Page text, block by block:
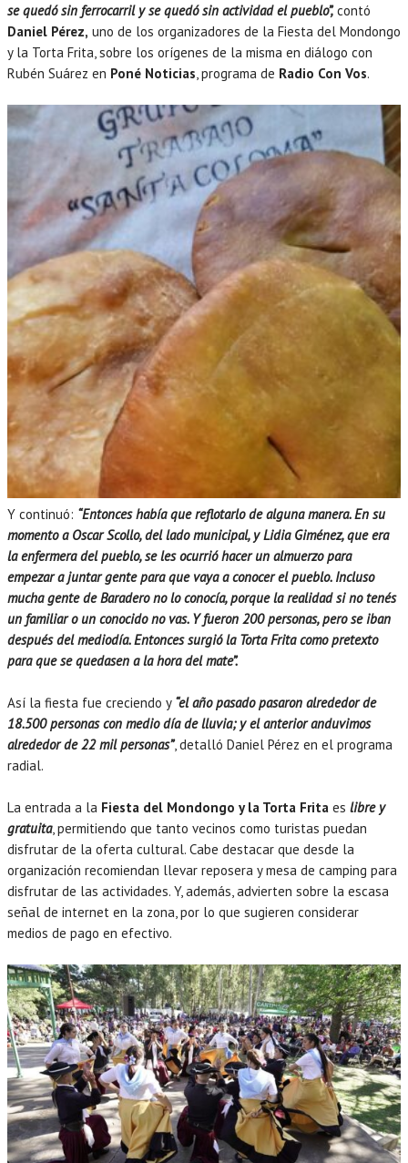
se quedó sin ferrocarril y se quedó sin actividad el pueblo”,contó
Daniel Pérez, uno de los organizadores de la Fiesta del Mondongo
y la Torta Frita, sobre los orígenes de la misma en diálogo con
Rubén Suárez en Poné Noticias, programa de Radio Con Vos.
Y continuó: “Entonces había que reflotarlo de alguna manera. En su
momento a Oscar Scollo, del lado municipal, y Lidia Giménez, que era
la enfermera del pueblo, se les ocurrió hacer un almuerzo para
empezar a juntar gente para que vaya a conocer el pueblo. Incluso
mucha gente de Baradero no lo conocía, porque la realidad si no tenés
un familiar o un conocido no vas. Y fueron 200 personas, pero se iban
después del mediodía. Entonces surgió la Torta Frita como pretexto
para que se quedasen a la hora del mate”.
Así la fiesta fue creciendo y “el año pasado pasaron alrededor de
18.500 personas con medio día de lluvia; y el anterior anduvimos
alrededor de 22 mil personas”, detalló Daniel Pérez en el programa
radial.
La entrada a la Fiesta del Mondongo y la Torta Frita es libre y
gratuita, permitiendo que tanto vecinos como turistas puedan
disfrutar de la oferta cultural. Cabe destacar que desde la
organización recomiendan llevar reposera y mesa de camping para
disfrutar de las actividades. Y, además, advierten sobre la escasa
señal de internet en la zona, por lo que sugieren considerar
medios de pago en efectivo.